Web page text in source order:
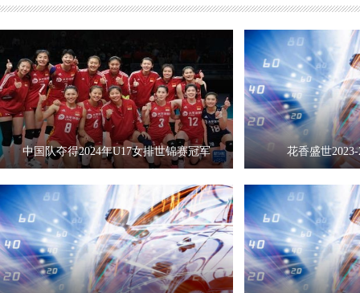
中国队夺得2024年U17女排世锦赛冠军 花香盛世